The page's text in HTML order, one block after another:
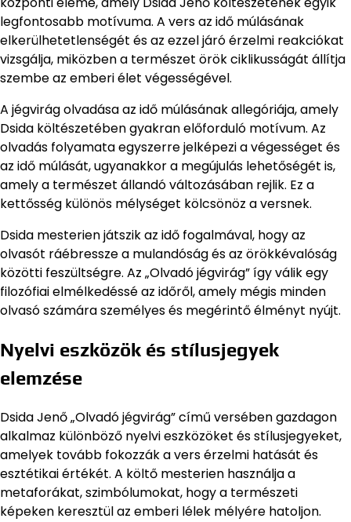
legfontosabb motívuma. A vers az idő múlásának
elkerülhetetlenségét és az ezzel járó érzelmi reakciókat
vizsgálja, miközben a természet örök ciklikusságát állítja
szembe az emberi élet végességével.
A jégvirág olvadása az idő múlásának allegóriája, amely
Dsida költészetében gyakran előforduló motívum. Az
olvadás folyamata egyszerre jelképezi a végességet és
az idő múlását, ugyanakkor a megújulás lehetőségét is,
amely a természet állandó változásában rejlik. Ez a
kettősség különös mélységet kölcsönöz a versnek.
Dsida mesterien játszik az idő fogalmával, hogy az
olvasót ráébressze a mulandóság és az örökkévalóság
közötti feszültségre. Az „Olvadó jégvirág” így válik egy
filozófiai elmélkedéssé az időről, amely mégis minden
olvasó számára személyes és megérintő élményt nyújt.
Nyelvi eszközök és stílusjegyek
elemzése
Dsida Jenő „Olvadó jégvirág” című versében gazdagon
alkalmaz különböző nyelvi eszközöket és stílusjegyeket,
amelyek tovább fokozzák a vers érzelmi hatását és
esztétikai értékét. A költő mesterien használja a
metaforákat, szimbólumokat, hogy a természeti
képeken keresztül az emberi lélek mélyére hatoljon.